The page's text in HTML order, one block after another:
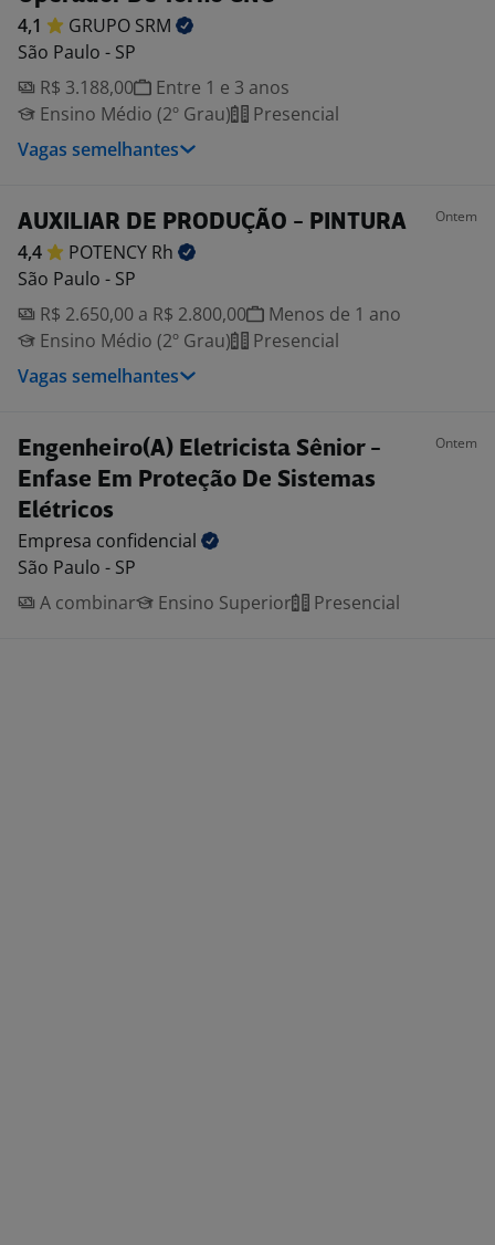
4,1 GRUPO SRM
São Paulo - SP
R$ 3.188,00
Entre 1 e 3 anos
Ensino Médio (2º Grau)
Presencial
Vagas semelhantes
AUXILIAR DE PRODUÇÃO - PINTURA Ontem
4,4 POTENCY Rh
São Paulo - SP
R$ 2.650,00 a R$ 2.800,00
Menos de 1 ano
Ensino Médio (2º Grau)
Presencial
Vagas semelhantes
Engenheiro(A) Eletricista Sênior -
Enfase Em Proteção De Sistemas
Elétricos
Ontem
Empresa confidencial
São Paulo - SP
A combinar
Ensino Superior Presencial